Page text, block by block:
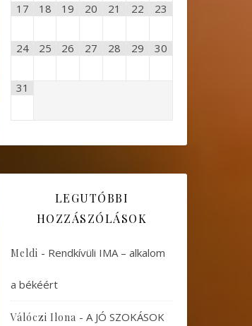
17 18 19 20 21 22 23
24 25 26 27 28 29 30
31
LEGUTÓBBI
HOZZÁSZÓLÁSOK
Meldi - Rendkívüli IMA – alkalom
a békéért
Válóczi Ilona - A JÓ SZOKÁSOK